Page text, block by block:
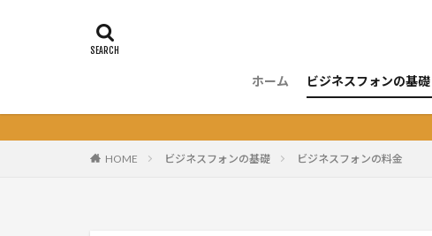
ホーム ビジネスフォンの基礎
ビジネスフォンの使
ビジネスフォンの増
ビジネスフォンの料
ビジネスフォンの機
ビジネスフォンの種
ビジネスフォンの端
ビジネスフォンの選
電話応対
HOME ビジネスフォンの基礎 ビジネスフォンの料金